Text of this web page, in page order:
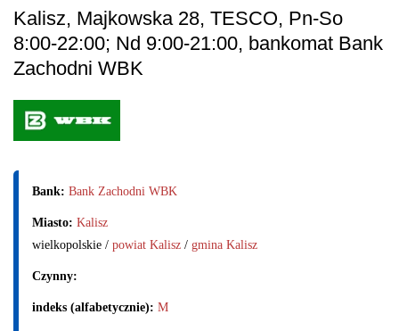
Kalisz, Majkowska 28, TESCO, Pn-So
8:00-22:00; Nd 9:00-21:00, bankomat Bank
Zachodni WBK
Bank: Bank Zachodni WBK
Miasto: Kalisz
wielkopolskie / powiat Kalisz / gmina Kalisz
Czynny:
indeks (alfabetycznie): M